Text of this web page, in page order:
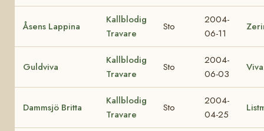
Åsens Lappina
Kallblodig
Travare
Sto
2004-
06-11
Guldviva
Kallblodig
Travare
Sto
2004-
06-03
Dammsjö Britta
Kallblodig
Travare
Sto
2004-
04-25